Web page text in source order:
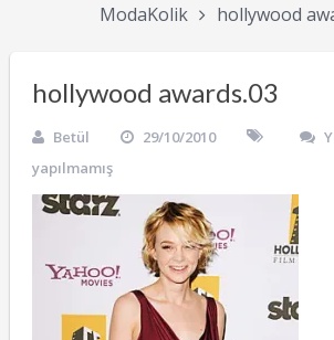
ModaKolik hollywood
hollywood awards.03
Betül 29/10/2010
yapılmamış